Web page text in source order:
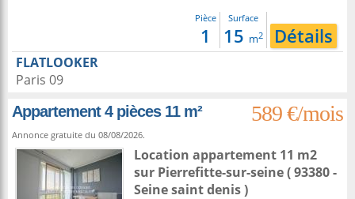
Pièce
1
Surface
15 m2 Détails
FLATLOOKER
Paris 09
Appartement 4 pièces 11 m²
589 €/mois
Annonce gratuite du 08/08/2026.
Location appartement 11 m2
sur Pierrefitte-sur-seine( 93380 -
Seine saint denis )